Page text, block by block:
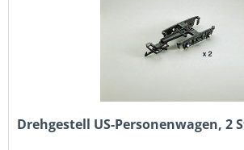
Drehgestell US-Personenwagen, 2